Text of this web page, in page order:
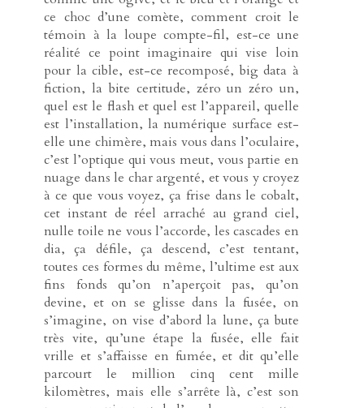
ce choc d’une comète, comment croit le
témoin à la loupe compte-fil, est-ce une
réalité ce point imaginaire qui vise loin
pour la cible, est-ce recomposé, big data à
fiction, la bite certitude, zéro un zéro un,
quel est le flash et quel est l’appareil, quelle
est l’installation, la numérique surface est-
elle une chimère, mais vous dans l’oculaire,
c’est l’optique qui vous meut, vous partie en
nuage dans le char argenté, et vous y croyez
à ce que vous voyez, ça frise dans le cobalt,
cet instant de réel arraché au grand ciel,
nulle toile ne vous l’accorde, les cascades en
dia, ça défile, ça descend, c’est tentant,
toutes ces formes du même, l’ultime est aux
fins fonds qu’on n’aperçoit pas, qu’on
devine, et on se glisse dans la fusée, on
s’imagine, on vise d’abord la lune, ça bute
très vite, qu’une étape la fusée, elle fait
vrille et s’affaisse en fumée, et dit qu’elle
parcourt le million cinq cent mille
kilomètres, mais elle s’arrête là, c’est son